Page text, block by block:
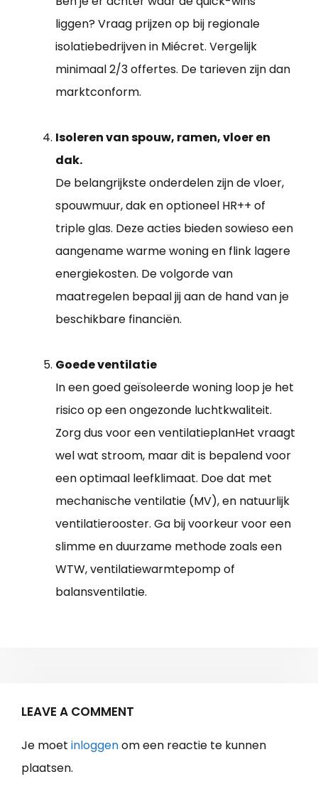
liggen? Vraag prijzen op bij regionale
isolatiebedrijven in Miécret. Vergelijk
minimaal 2/3 offertes. De tarieven zijn dan
marktconform.
Isoleren van spouw, ramen, vloer en
dak.
De belangrijkste onderdelen zijn de vloer,
spouwmuur, dak en optioneel HR++ of
triple glas. Deze acties bieden sowieso een
aangename warme woning en flink lagere
energiekosten. De volgorde van
maatregelen bepaal jij aan de hand van je
beschikbare financiën.
Goede ventilatie
In een goed geïsoleerde woning loop je het
risico op een ongezonde luchtkwaliteit.
Zorg dus voor een ventilatieplanHet vraagt
wel wat stroom, maar dit is bepalend voor
een optimaal leefklimaat. Doe dat met
mechanische ventilatie (MV), en natuurlijk
ventilatierooster. Ga bij voorkeur voor een
slimme en duurzame methode zoals een
WTW, ventilatiewarmtepomp of
balansventilatie.
LEAVE A COMMENT
Je moet inloggenom een reactie te kunnen
plaatsen.